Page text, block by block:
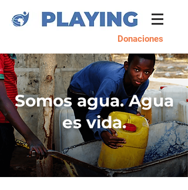
Donaciones
Somos agua. Agua
es vida.